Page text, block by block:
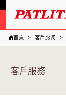
首頁 客戶服務
客戶服務